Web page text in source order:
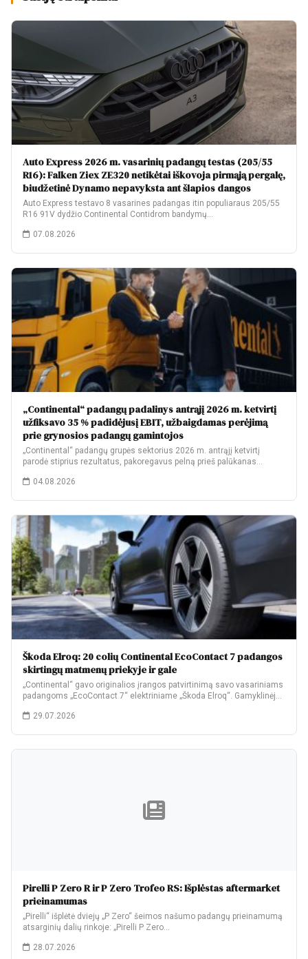
Auto Express 2026 m. vasarinių padangų testas (205/55
R16): Falken Ziex ZE320 netikėtai iškovoja pirmąją pergalę,
biudžetinė Dynamo nepavyksta ant šlapios dangos
Auto Express testavo 8 vasarines padangas itin populiaraus 205/55
R16 91V dydžio Continental Contidrom bandymų…
07.08.2026
„Continental“ padangų padalinys antrąjį 2026 m. ketvirtį
užfiksavo 35 % padidėjusį EBIT, užbaigdamas perėjimą
prie grynosios padangų gamintojos
„Continental“ padangų grupės sektorius 2026 m. antrąjį ketvirtį
parodė stiprius rezultatus, pakoregavus pelną prieš palūkanas…
04.08.2026
Škoda Elroq: 20 colių Continental EcoContact 7 padangos
skirtingų matmenų priekyje ir gale
„Continental“ gavo originalios įrangos patvirtinimą savo vasariniams
padangoms „EcoContact 7“ elektriniame „Škoda Elroq“. Gamyklinėje
29.07.2026
Pirelli P Zero R ir P Zero Trofeo RS: Išplėstas aftermarket
prieinamumas
„Pirelli“ išplėtė dviejų „P Zero“ šeimos našumo padangų prieinamumą
atsarginių dalių rinkoje: „Pirelli P Zero…
28.07.2026